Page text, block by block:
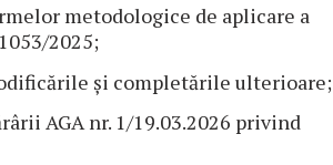
metodologice de aplicare a
2025;
și completările ulterioare;
AGA nr. 1/19.03.2026 privind